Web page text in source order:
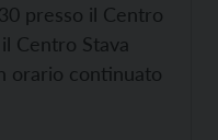
presso il Centro
Centro Stava
orario continuato